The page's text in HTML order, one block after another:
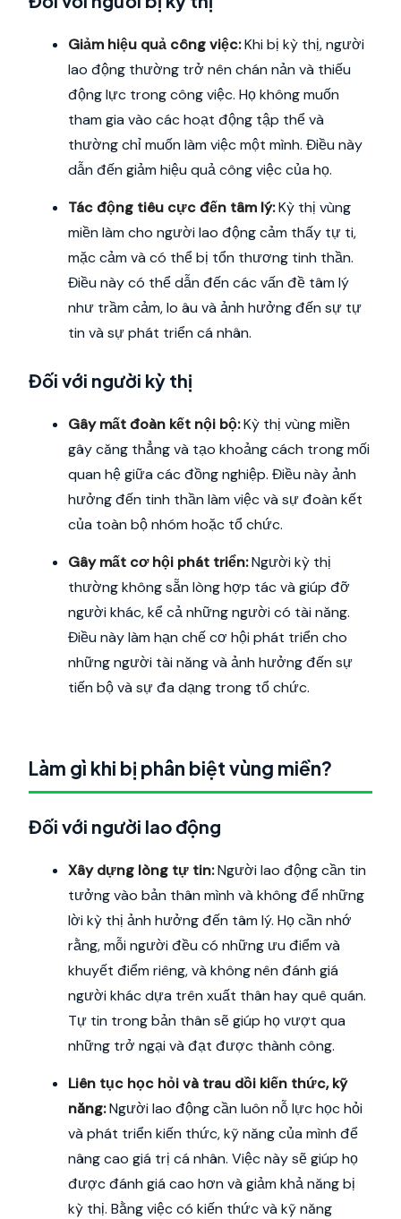
Giảm hiệu quả công việc:Khi bị kỳ thị, người
lao động thường trở nên chán nản và thiếu
động lực trong công việc. Họ không muốn
tham gia vào các hoạt động tập thể và
thường chỉ muốn làm việc một mình. Điều này
dẫn đến giảm hiệu quả công việc của họ.
Tác động tiêu cực đến tâm lý:Kỳ thị vùng
miền làm cho người lao động cảm thấy tự ti,
mặc cảm và có thể bị tổn thương tinh thần.
Điều này có thể dẫn đến các vấn đề tâm lý
như trầm cảm, lo âu và ảnh hưởng đến sự tự
tin và sự phát triển cá nhân.
Đối với người kỳ thị
Gây mất đoàn kết nội bộ:Kỳ thị vùng miền
gây căng thẳng và tạo khoảng cách trong mối
quan hệ giữa các đồng nghiệp. Điều này ảnh
hưởng đến tinh thần làm việc và sự đoàn kết
của toàn bộ nhóm hoặc tổ chức.
Gây mất cơ hội phát triển:Người kỳ thị
thường không sẵn lòng hợp tác và giúp đỡ
người khác, kể cả những người có tài năng.
Điều này làm hạn chế cơ hội phát triển cho
những người tài năng và ảnh hưởng đến sự
tiến bộ và sự đa dạng trong tổ chức.
Làm gì khi bị phân biệt vùng miền?
Đối với người lao động
Xây dựng lòng tự tin:Người lao động cần tin
tưởng vào bản thân mình và không để những
lời kỳ thị ảnh hưởng đến tâm lý. Họ cần nhớ
rằng, mỗi người đều có những ưu điểm và
khuyết điểm riêng, và không nên đánh giá
người khác dựa trên xuất thân hay quê quán.
Tự tin trong bản thân sẽ giúp họ vượt qua
những trở ngại và đạt được thành công.
Liên tục học hỏi và trau dồi kiến thức, kỹ
năng:Người lao động cần luôn nỗ lực học hỏi
và phát triển kiến thức, kỹ năng của mình để
nâng cao giá trị cá nhân. Việc này sẽ giúp họ
được đánh giá cao hơn và giảm khả năng bị
kỳ thị. Bằng việc có kiến thức và kỹ năng